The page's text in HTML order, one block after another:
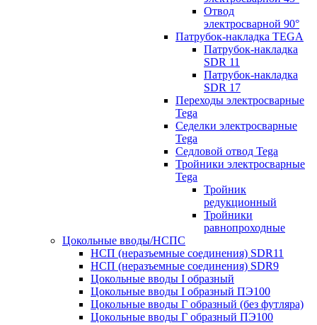
Отвод
электросварной 90°
Патрубок-накладка TEGA
Патрубок-накладка
SDR 11
Патрубок-накладка
SDR 17
Переходы электросварные
Tega
Седелки электросварные
Tega
Седловой отвод Tega
Тройники электросварные
Tega
Тройник
редукционный
Тройники
равнопроходные
Цокольные вводы/НСПС
НСП (неразъемные соединения) SDR11
НСП (неразъемные соединения) SDR9
Цокольные вводы I образный
Цокольные вводы I образный ПЭ100
Цокольные вводы Г образный (без футляра)
Цокольные вводы Г образный ПЭ100